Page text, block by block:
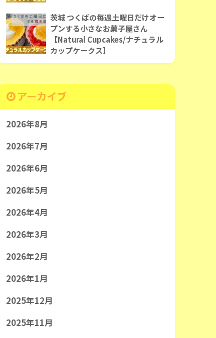
茨城 つくばの毎週土曜日だけオー
プンする小さなお菓子屋さん
【Natural Cupcakes/ナチュラル
カップケークス】
アーカイブ
2026年8月
2026年7月
2026年6月
2026年5月
2026年4月
2026年3月
2026年2月
2026年1月
2025年12月
2025年11月